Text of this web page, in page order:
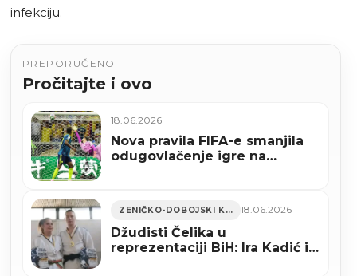
infekciju.
PREPORUČENO
Pročitajte i ovo
18.06.2026
Nova pravila FIFA-e smanjila
odugovlačenje igre na
ZENIČKO-DOBOJSKI KANTON 18.06.2026
Džudisti Čelika u
reprezentaciji BiH: Ira Kadić i